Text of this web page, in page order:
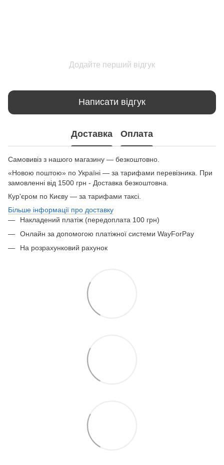
Додайте перший відгук
Написати відгук
Доставка Оплата
Самовивіз з нашого магазину — безкоштовно.
«Новою поштою» по Україні — за тарифами перевізника. При
замовленні від 1500 грн - Доставка безкоштовна.
Кур'єром по Києву — за тарифами таксі.
Більше інформації про доставку
Накладений платіж (передоплата 100 грн)
Онлайн за допомогою платіжної системи WayForPay
На розрахунковий рахунок